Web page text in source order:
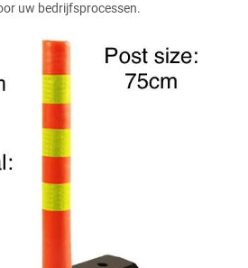
uw bedrijfsprocessen.